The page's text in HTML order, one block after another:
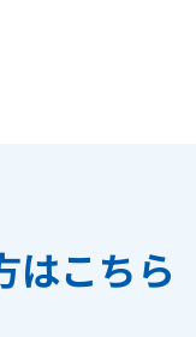
はこちら